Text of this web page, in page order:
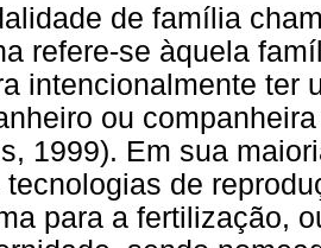
de família
refere-se àquela
intencionalmente ter
ou
1999). Em sua
tecnologias de
para a fertilização,